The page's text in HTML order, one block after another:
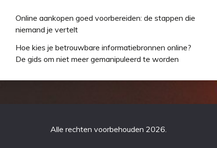
Online aankopen goed voorbereiden: de stappen die
niemand je vertelt
Hoe kies je betrouwbare informatiebronnen online?
De gids om niet meer gemanipuleerd te worden
Alle rechten voorbehouden 2026.